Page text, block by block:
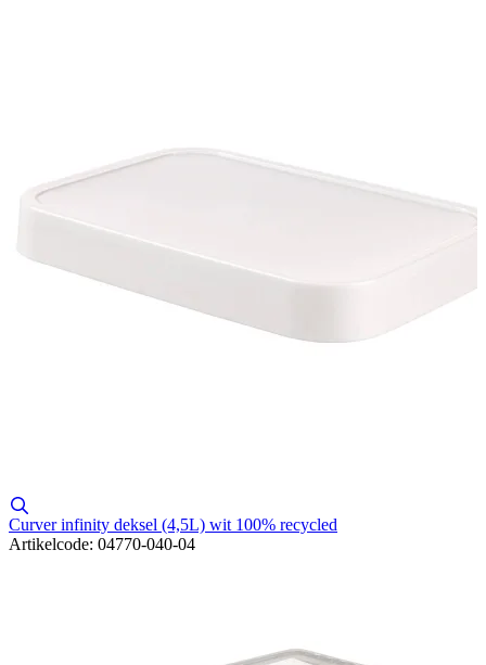
Curver infinity deksel (4,5L) wit 100% recycled
Artikelcode: 04770-040-04